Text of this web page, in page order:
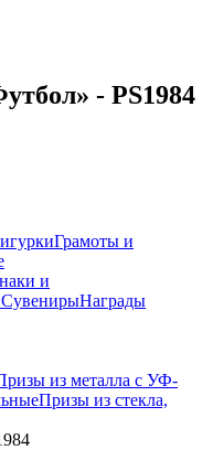
- PS1984
Грамоты и
и
СувенирыНаграды
из металла с УФ-
Призы из стекла,